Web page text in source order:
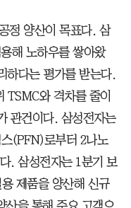
정 양산이 목표다. 삼
해 노하우를 쌓아왔
하다는 평가를 받는다.
TSMC와 격차를 줄이
관건이다. 삼성전자는
(PFN)로부터 2나노
. 삼성전자는 1분기 보
제품을 양산해 신규